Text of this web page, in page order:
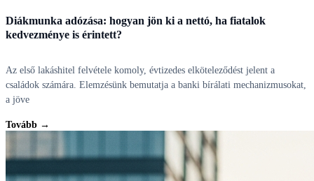
Diákmunka adózása: hogyan jön ki a nettó, ha fiatalok
kedvezménye is érintett?
Az első lakáshitel felvétele komoly, évtizedes elköteleződést jelent a
családok számára. Elemzésünk bemutatja a banki bírálati mechanizmusokat,
a jöve
Tovább →